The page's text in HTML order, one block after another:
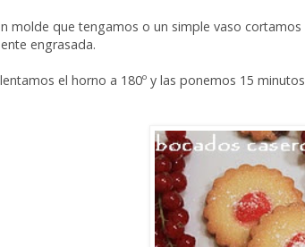
molde que tengamos o un simple vaso
engrasada.
el horno a 180º y las ponemos 15